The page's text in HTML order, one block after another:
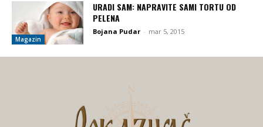
Magazin
URADI SAM: NAPRAVITE SAMI TORTU OD
PELENA
Bojana Pudar - mar 5, 2015